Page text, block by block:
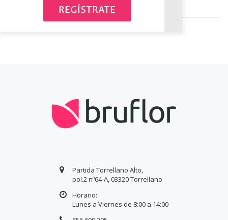
REGÍSTRATE
Avísame cuando esté disponible
Partida Torrellano Alto,
pol.2 nº64-A, 03320 Torrellano
Horario:
Lunes a Viernes de 8:00 a 14:00